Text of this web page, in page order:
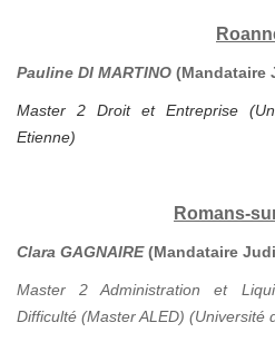
Pauline DI MARTINO (Mandataire
Master 2 Droit et Entreprise
Etienne)
Romans-
Clara GAGNAIRE(Mandataire
Master 2 Administration et
Difficulté (Master ALED) (Université